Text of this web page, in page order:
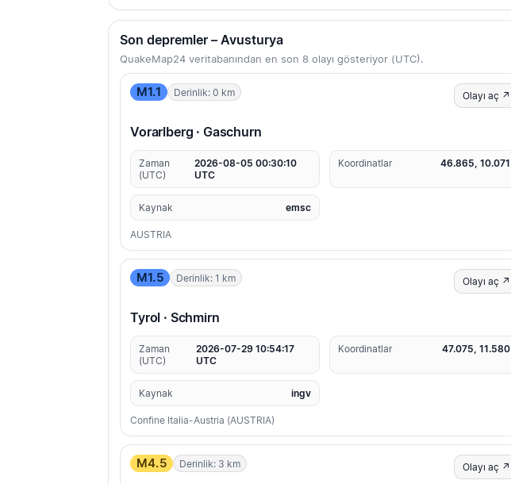
Son depremler – Avusturya
QuakeMap24 veritabanından en son 8 olayı gösteriyor (UTC).
M1.1 Derinlik: 0 km Olayı aç ↗
Vorarlberg · Gaschurn
Zaman
(UTC)
2026-08-05 00:30:10
UTC
Koordinatlar 46.865, 10.071
Kaynak emsc
AUSTRIA
M1.5 Derinlik: 1 km Olayı aç ↗
Tyrol · Schmirn
Zaman
(UTC)
2026-07-29 10:54:17
UTC
Koordinatlar 47.075, 11.580
Kaynak ingv
Confine Italia-Austria (AUSTRIA)
M4.5 Derinlik: 3 km Olayı aç ↗